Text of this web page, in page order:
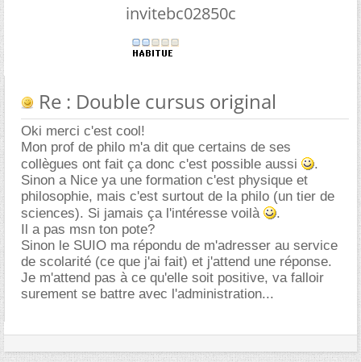
invitebc02850c
Re : Double cursus original
Oki merci c'est cool!
Mon prof de philo m'a dit que certains de ses
collègues ont fait ça donc c'est possible aussi
.
Sinon a Nice ya une formation c'est physique et
philosophie, mais c'est surtout de la philo (un tier de
sciences). Si jamais ça l'intéresse voilà
.
Il a pas msn ton pote?
Sinon le SUIO ma répondu de m'adresser au service
de scolarité (ce que j'ai fait) et j'attend une réponse.
Je m'attend pas à ce qu'elle soit positive, va falloir
surement se battre avec l'administration...